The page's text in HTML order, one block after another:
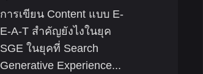
การเขียน Content แบบ E-
E-A-T สำคัญยังไงในยุค
SGE ในยุคที่ Search
Generative Experience...